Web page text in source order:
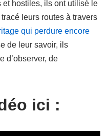
et hostiles, ils ont utilisé le
leurs routes à travers
qui perdure encore
de leur savoir, ils
d’observer, de
ici :